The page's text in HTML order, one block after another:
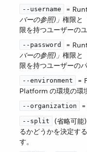
--username =
バーの参照)」 ​権限と​
限を持つユーザーの
--password =
バーの参照)」 ​権限と​
限を持つユーザーの
--environment
=
Platform の環境の環
--organization
--split
(省略可
るかどうかを決定す
す。